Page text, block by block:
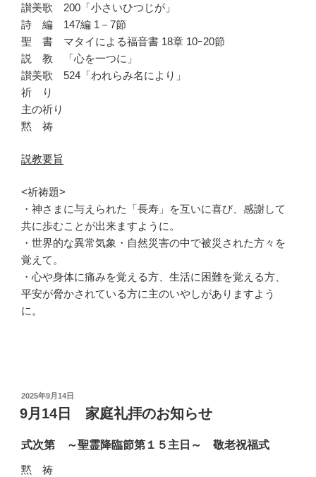
讃美歌 200「小さいひつじが」
詩 編 147編 1－7節
聖 書 マタイによる福音書 18章 10ｰ20節
説 教 「心を一つに」
讃美歌 524「われらみ名により」
祈 り
主の祈り
黙 祷
説教要旨
<祈祷題>
・神さまに与えられた「長寿」を互いに喜び、感謝して
共に歩むことが出来ますように。
・世界的な異常気象・自然災害の中で被災された方々を
覚えて。
・心や身体に痛みを覚える方、生活に困難を覚える方、
平安が脅かされている方に主のいやしがありますよう
に。
投
稿
日:
2025年9月14日
9月14日 家庭礼拝のお知らせ
式次第 ～聖霊降臨節第１５主日～ 敬老祝福式
黙 祷